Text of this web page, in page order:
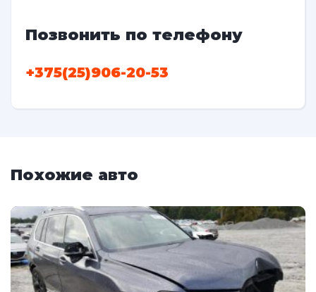
Позвонить по телефону
+375(25)906-20-53
Похожие авто